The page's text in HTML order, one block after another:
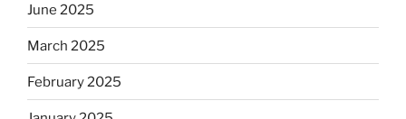
June 2025
March 2025
February 2025